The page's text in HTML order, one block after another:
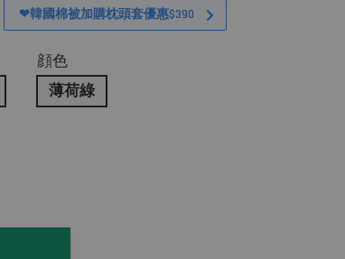
❤韓國棉被加購枕頭套優惠$390
顔色
薄荷綠